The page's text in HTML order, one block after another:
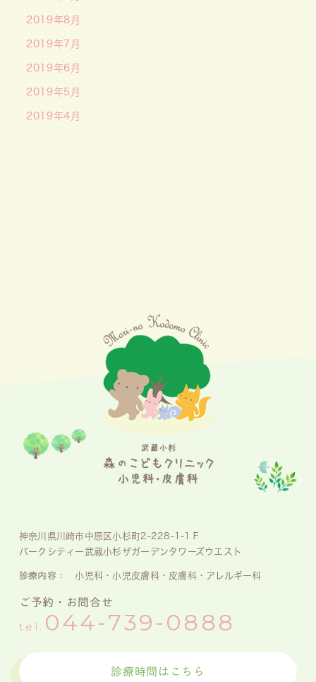
2019年8月
2019年7月
2019年6月
2019年5月
2019年4月
神奈川県川崎市中原区小杉町2-228-1-1Ｆ
パークシティー武蔵小杉ザガーデンタワーズウエスト
診療内容： 小児科・小児皮膚科・皮膚科・アレルギー科
ご予約・お問合せ
tel. 044-739-0888
診療時間はこちら